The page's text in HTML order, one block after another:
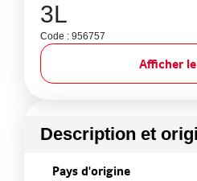
3L
Code : 956757
Afficher
Description et
Pays d'origine